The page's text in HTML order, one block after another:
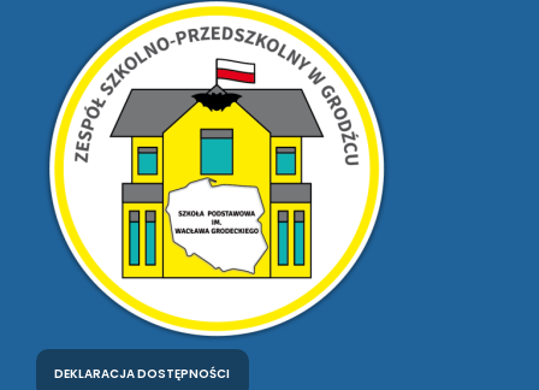
DEKLARACJA DOSTĘPNOŚCI